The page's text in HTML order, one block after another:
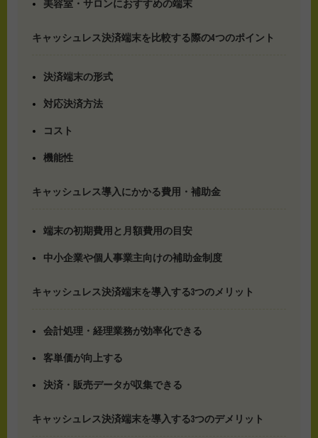
美容室・サロンにおすすめの端末
キャッシュレス決済端末を比較する際の4つのポイント
決済端末の形式
対応決済方法
コスト
機能性
キャッシュレス導入にかかる費用・補助金
端末の初期費用と月額費用の目安
中小企業や個人事業主向けの補助金制度
キャッシュレス決済端末を導入する3つのメリット
会計処理・経理業務が効率化できる
客単価が向上する
決済・販売データが収集できる
キャッシュレス決済端末を導入する3つのデメリット